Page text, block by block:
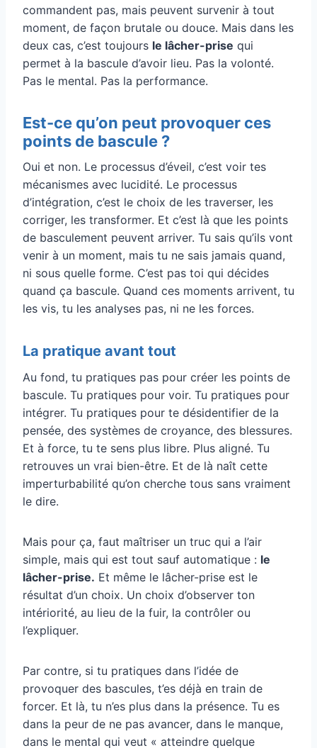
commandent pas, mais peuvent survenir à tout
moment, de façon brutale ou douce. Mais dans les
deux cas, c’est toujours le lâcher-prise qui
permet à la bascule d’avoir lieu. Pas la volonté.
Pas le mental. Pas la performance.
Est-ce qu’on peut provoquer ces
points de bascule ?
Oui et non. Le processus d’éveil, c’est voir tes
mécanismes avec lucidité. Le processus
d’intégration, c’est le choix de les traverser, les
corriger, les transformer. Et c’est là que les points
de basculement peuvent arriver. Tu sais qu’ils vont
venir à un moment, mais tu ne sais jamais quand,
ni sous quelle forme. C’est pas toi qui décides
quand ça bascule. Quand ces moments arrivent, tu
les vis, tu les analyses pas, ni ne les forces.
La pratique avant tout
Au fond, tu pratiques pas pour créer les points de
bascule. Tu pratiques pour voir. Tu pratiques pour
intégrer. Tu pratiques pour te désidentifier de la
pensée, des systèmes de croyance, des blessures.
Et à force, tu te sens plus libre. Plus aligné. Tu
retrouves un vrai bien-être. Et de là naît cette
imperturbabilité qu’on cherche tous sans vraiment
le dire.
Mais pour ça, faut maîtriser un truc qui a l’air
simple, mais qui est tout sauf automatique : le
lâcher-prise. Et même le lâcher-prise est le
résultat d’un choix. Un choix d’observer ton
intériorité, au lieu de la fuir, la contrôler ou
l’expliquer.
Par contre, si tu pratiques dans l’idée de
provoquer des bascules, t’es déjà en train de
forcer. Et là, tu n’es plus dans la présence. Tu es
dans la peur de ne pas avancer, dans le manque,
dans le mental qui veut « atteindre quelque